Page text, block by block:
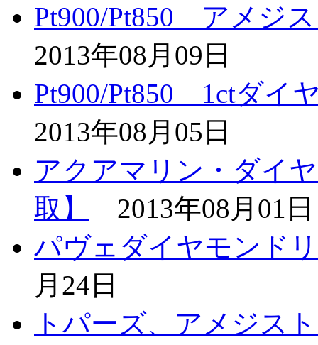
Pt900/Pt850 アメジ
2013年08月09日
Pt900/Pt850 1ctダイ
2013年08月05日
アクアマリン・ダイ
取】
2013年08月01日
パヴェダイヤモンド
月24日
トパーズ、アメジス